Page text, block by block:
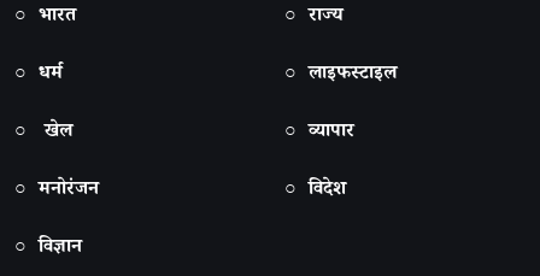
○ भारत
○ राज्य
○ धर्म
○ लाइफस्टाइल
○ खेल
○ व्यापार
○ मनोरंजन
○ विदेश
○ विज्ञान